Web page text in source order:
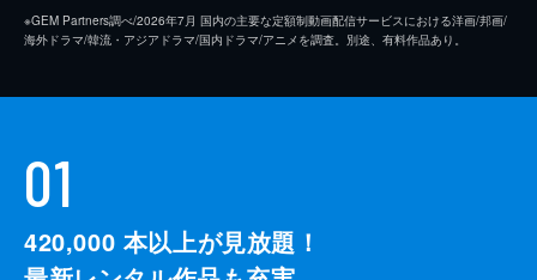
※GEM Partners調べ/2026年7⽉ 国内の主要な定額制動画配信サービスにおける洋画/邦画/
海外ドラマ/韓流・アジアドラマ/国内ドラマ/アニメを調査。別途、有料作品あり。
01
420,000 本以上が見放題！